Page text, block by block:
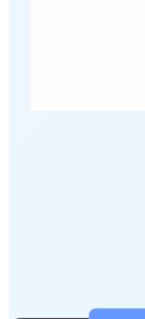
冷库建造投资